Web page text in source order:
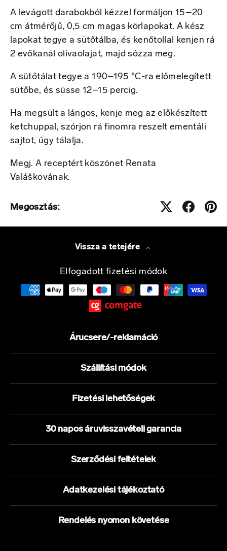
A levágott darabokból kézzel formáljon 15–20
cm átmérőjű, 0,5 cm magas körlapokat. A kész
lapokat tegye a sütőtálba, és kenőtollal kenjen rá
2 evőkanál olivaolajat, majd sózza meg.
A sütőtálat tegye a 190–195 °C-ra előmelegített
sütőbe, és süsse 12–15 percig.
Ha megsült a lángos, kenje meg az előkészített
ketchuppal, szórjon rá finomra reszelt ementáli
sajtot, úgy tálalja.
Megj. A receptért köszönet Renata
Valáškovának.
Megosztás:
Vissza a tetejére
Elfogadott fizetési módok
Árucsere/-reklamáció
Szállítási módok
Fizetési lehetőségek
30 napos áruvisszavételi garancia
Szerződési feltételek
Adatkezelési tájékoztató
Rendelés nyomon követése